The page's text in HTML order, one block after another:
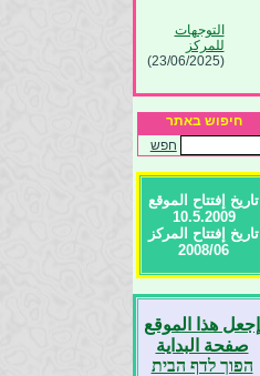
التوجهات
للمركز
(23/06/2025)
المواد المهنية
(23/06/2025)
تعليقات الزوار :
المواد المهنية :
(23/06/2025)
شكر وتقدير
للزوار من دول
العالم :
חיפוש באתר
חפש
تاريخ إفتتاح الموقع
10.5.2009
تاريخ إفتتاح المركز
2008/06
إجعل هذا الموقع
صفحة البداية
הפוך לדף הבית